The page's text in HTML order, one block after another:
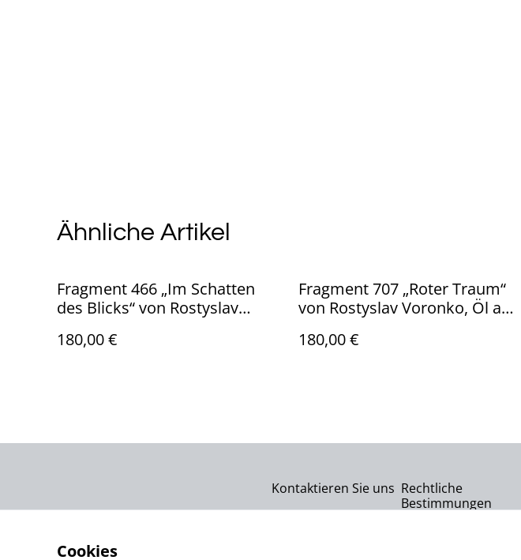
Ähnliche Artikel
Fragment 466 „Im Schatten
des Blicks“ von Rostyslav
abstraktes Gesicht in Grau mit
180,00 €
Fragment 707 „Roter Traum“
von Rostyslav Voronko, Öl auf
Gesicht in Rot und Türkis.
180,00 €
Kontaktieren Sie uns Rechtliche
Bestimmungen
Cookies